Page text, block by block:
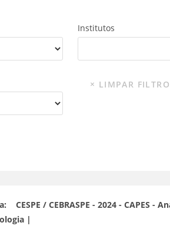
Institutos
CESPE / CEBRASPE - 2024 - CAPES -
|